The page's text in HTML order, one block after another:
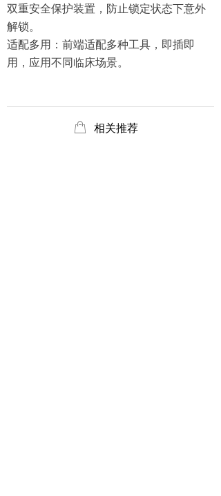
双重安全保护装置，防止锁定状态下意外
解锁。
适配多用：前端适配多种工具，即插即
用，应用不同临床场景。
ꂆ 相关推荐